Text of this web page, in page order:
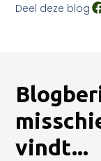
Deel deze blog
vindt...